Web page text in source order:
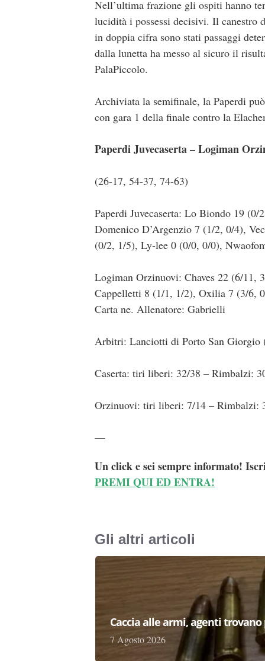
Nell’ultima frazione gli ospiti hanno
lucidità i possessi decisivi. Il
in doppia cifra sono stati passaggi
dalla lunetta ha messo al sicuro il
PalaPiccolo.
Archiviata la semifinale, la Paperdi
con gara 1 della finale contro la
Paperdi Juvecaserta – Logiman
(26-17, 54-37, 74-63)
Paperdi Juvecaserta: Lo Biondo 19
Domenico D’Argenzio 7 (1/2, 0/4),
(0/2, 1/5), Ly-lee 0 (0/0, 0/0),
Logiman Orzinuovi: Chaves 22 (6/
Cappelletti 8 (1/1, 1/2), Oxilia 7 (3/6,
Carta ne. Allenatore: Gabrielli
Arbitri: Lanciotti di Porto San Giorgio
Caserta: tiri liberi: 32/38 – Rimbalzi:
Orzinuovi: tiri liberi: 7/14 – Rimbalzi:
—
Un click e sei sempre informato!
PREMI QUI ED ENTRA!
Gli altri articoli
Caccia alle armi, agenti
7 Agosto 2026